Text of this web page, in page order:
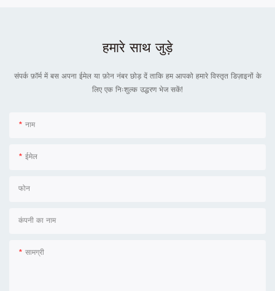
हमारे साथ जुड़े
संपर्क फ़ॉर्म में बस अपना ईमेल या फ़ोन नंबर छोड़ दें ताकि हम आपको हमारे विस्तृत डिज़ाइनों के
लिए एक निःशुल्क उद्धरण भेज सकें!
नाम
ईमेल
फोन
कंपनी का नाम
सामग्री